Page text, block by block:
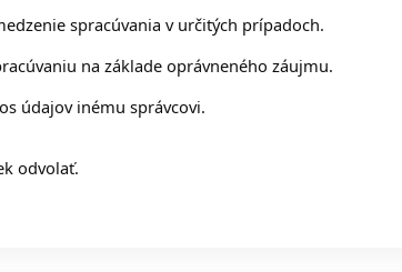
spracúvania v určitých prípadoch.
na základe oprávneného záujmu.
údajov inému správcovi.
odvolať.